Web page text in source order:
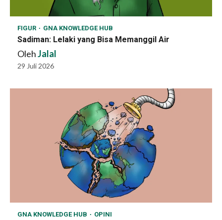
FIGUR GNA KNOWLEDGE HUB
Sadiman: Lelaki yang Bisa Memanggil Air
OlehJalal
29 Juli 2026
GNA KNOWLEDGE HUB OPINI